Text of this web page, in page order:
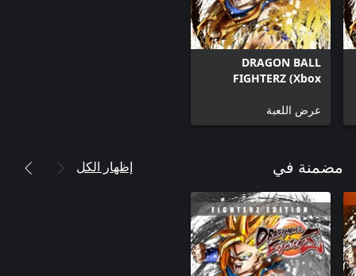
DRAGON BALL
FIGHTERZ (Xbox
عرض اللعبة
مضمنة في إظهار الكل